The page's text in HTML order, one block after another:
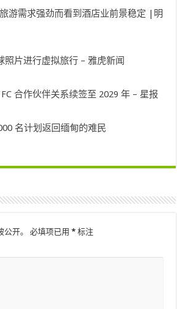
游需求强劲而看到酒店业前景稳定 |明
照片进行虚拟旅行 – 雅虎新闻
合作伙伴关系续签至 2029 年 – 星报
名计划返回缅甸的难民
开。 必填项已用* 标注